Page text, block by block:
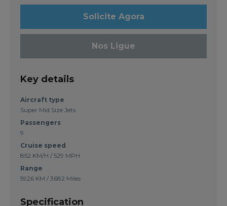
Solicite Agora
Nos Ligue
Key details
Aircraft type
Super Mid Size Jets
Passengers
9
Cruise speed
852 KM/H / 529 MPH
Range
5926 KM / 3682 Miles
Specification